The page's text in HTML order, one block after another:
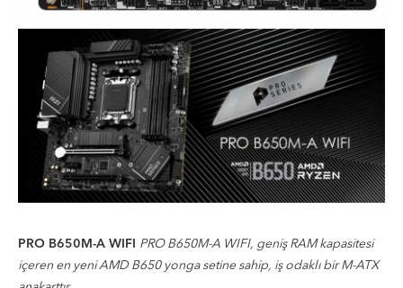
PRO B650M-A WIFI
PRO B650M-A WIFI, geniş RAM kapasitesi
içeren en yeni AMD B650 yonga setine sahip, iş odaklı bir M-ATX